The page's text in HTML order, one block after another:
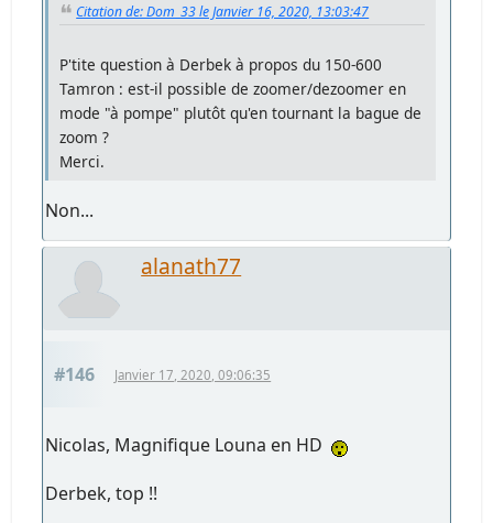
Citation de: Dom_33 le Janvier 16, 2020, 13:03:47
P'tite question à Derbek à propos du 150-600
Tamron : est-il possible de zoomer/dezoomer en
mode "à pompe" plutôt qu'en tournant la bague de
zoom ?
Merci.
Non...
alanath77
#146 Janvier 17, 2020, 09:06:35
Nicolas, Magnifique Louna en HD
Derbek, top !!